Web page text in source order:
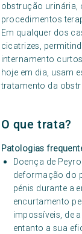
obstrução urinária,
procedimentos
Em qualquer dos
cicatrizes,
internamento
hoje em dia, usam
tratamento da
O que trata?
Patologias
Doença de
deformação do
pénis durante a
encurtamento
impossíveis, de
entanto a sua